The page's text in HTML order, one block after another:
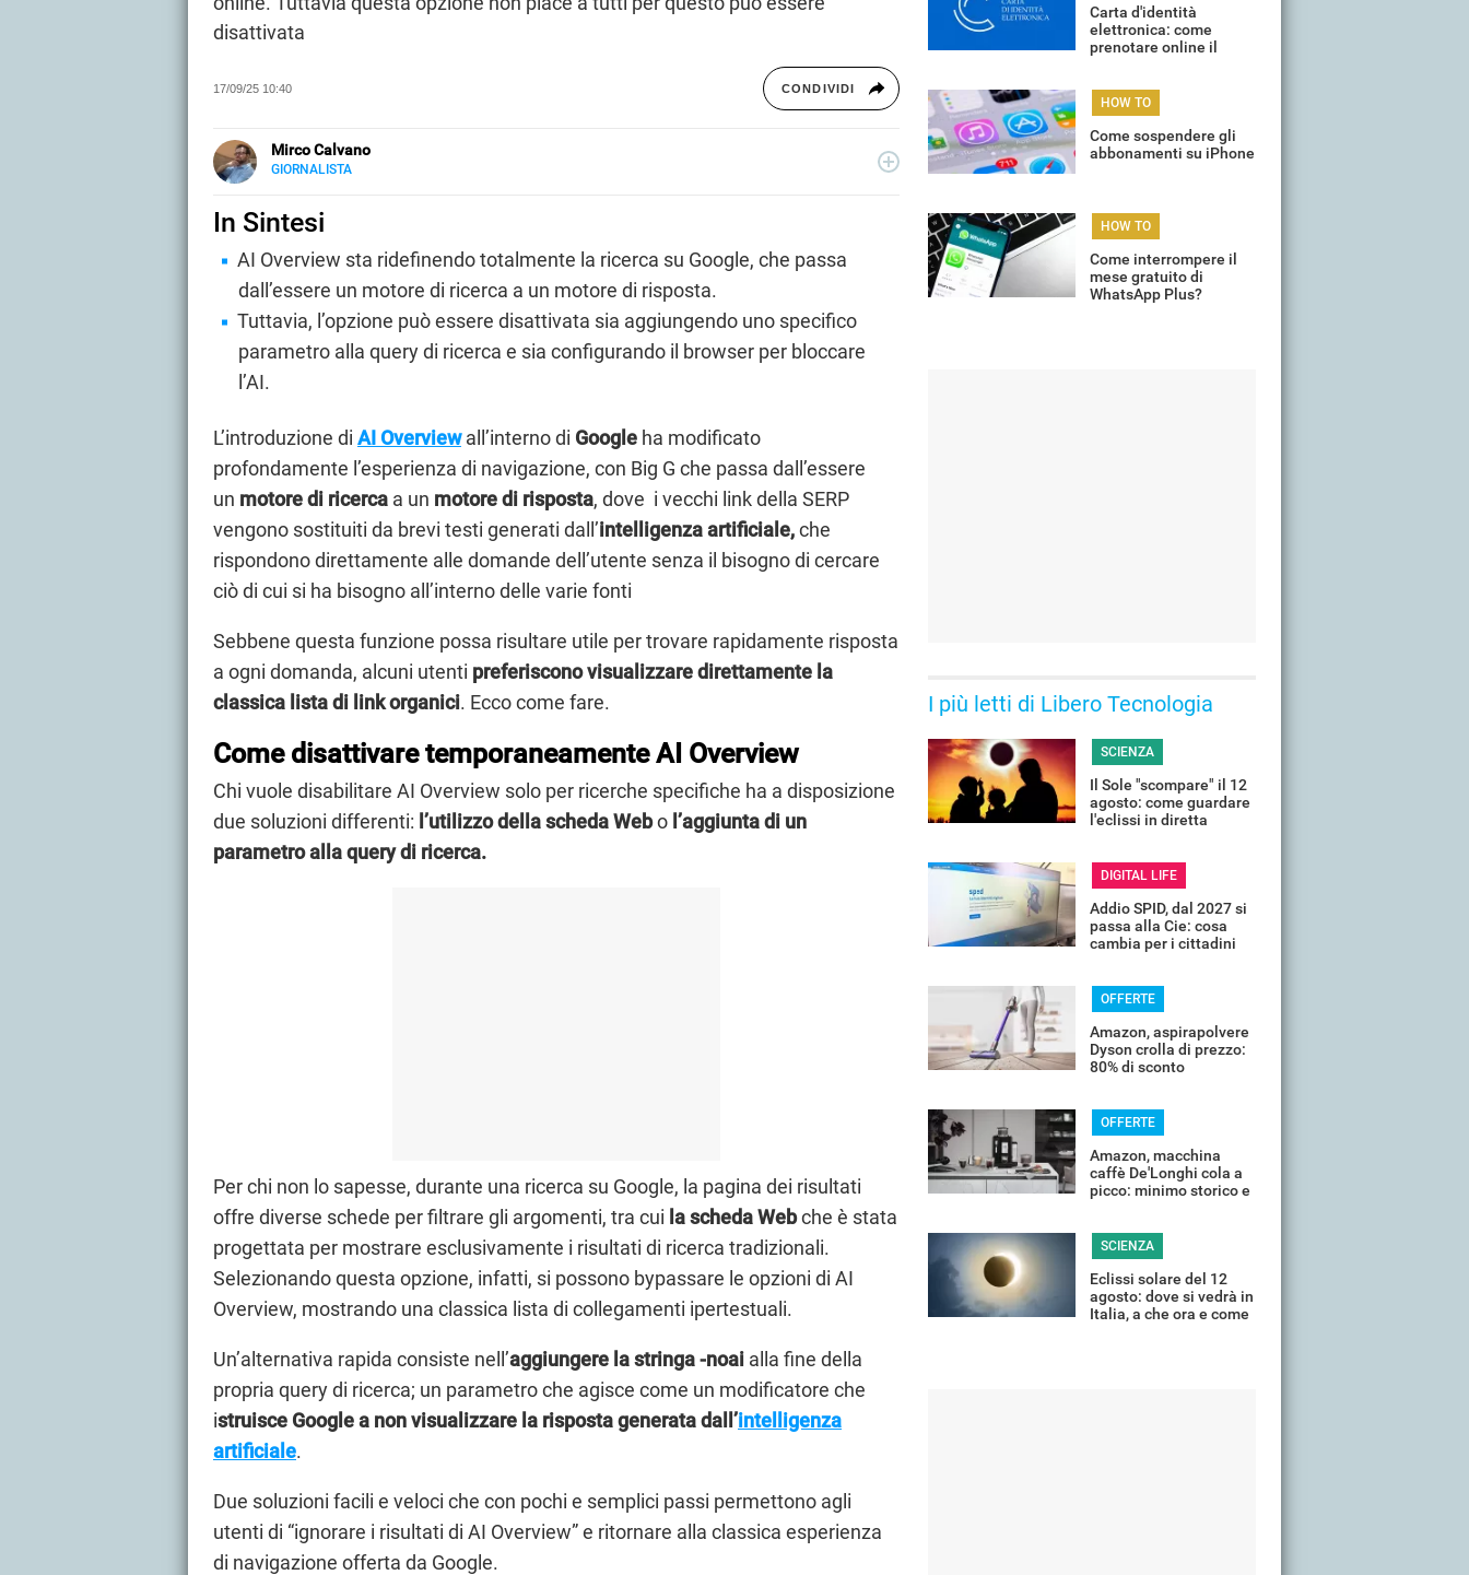
disattivata
17/09/25 10:40 CONDIVIDI
Mirco Calvano
GIORNALISTA
carta stampata occupandosi di musica, cultura, lifestyle e tecnologia.
In Sintesi
AI Overview sta ridefinendo totalmente la ricerca su Google, che passa
dall’essere un motore di ricerca a un motore di risposta.
Tuttavia, l’opzione può essere disattivata sia aggiungendo uno specifico
parametro alla query di ricerca e sia configurando il browser per bloccare
l’AI.
L’introduzione di AI Overviewall’interno di Google ha modificato
profondamente l’esperienza di navigazione, con Big G che passa dall’essere
un motore di ricerca a un motore di risposta, dove i vecchi link della SERP
vengono sostituiti da brevi testi generati dall’intelligenza artificiale,che
rispondono direttamente alle domande dell’utente senza il bisogno di cercare
ciò di cui si ha bisogno all’interno delle varie fonti
Sebbene questa funzione possa risultare utile per trovare rapidamente risposta
a ogni domanda, alcuni utenti preferiscono visualizzare direttamente la
classica lista di link organici. Ecco come fare.
Come disattivare temporaneamente AI Overview
Chi vuole disabilitare AI Overview solo per ricerche specifiche ha a disposizione
due soluzioni differenti: l’utilizzo della scheda Webo l’aggiunta di un
parametro alla query di ricerca.
Per chi non lo sapesse, durante una ricerca su Google, la pagina dei risultati
offre diverse schede per filtrare gli argomenti, tra cui la scheda Webche è stata
progettata per mostrare esclusivamente i risultati di ricerca tradizionali.
Selezionando questa opzione, infatti, si possono bypassare le opzioni di AI
Overview, mostrando una classica lista di collegamenti ipertestuali.
Un’alternativa rapida consiste nell’aggiungere la stringa -noai alla fine della
propria query di ricerca; un parametro che agisce come un modificatore che
istruisce Google a non visualizzare la risposta generata dall’intelligenza
artificiale.
Due soluzioni facili e veloci che con pochi e semplici passi permettono agli
utenti di “ignorare i risultati di AI Overview” e ritornare alla classica esperienza
di navigazione offerta da Google.
Carta d'identità
elettronica: come
prenotare online il
HOW TO
Come sospendere gli
abbonamenti su iPhone
HOW TO
Come interrompere il
mese gratuito di
WhatsApp Plus?
I più letti di Libero Tecnologia
SCIENZA
Il Sole "scompare" il 12
agosto: come guardare
l'eclissi in diretta
DIGITAL LIFE
Addio SPID, dal 2027 si
passa alla Cie: cosa
cambia per i cittadini
OFFERTE
Amazon, aspirapolvere
Dyson crolla di prezzo:
80% di sconto
OFFERTE
Amazon, macchina
caffè De'Longhi cola a
picco: minimo storico e
SCIENZA
Eclissi solare del 12
agosto: dove si vedrà in
Italia, a che ora e come